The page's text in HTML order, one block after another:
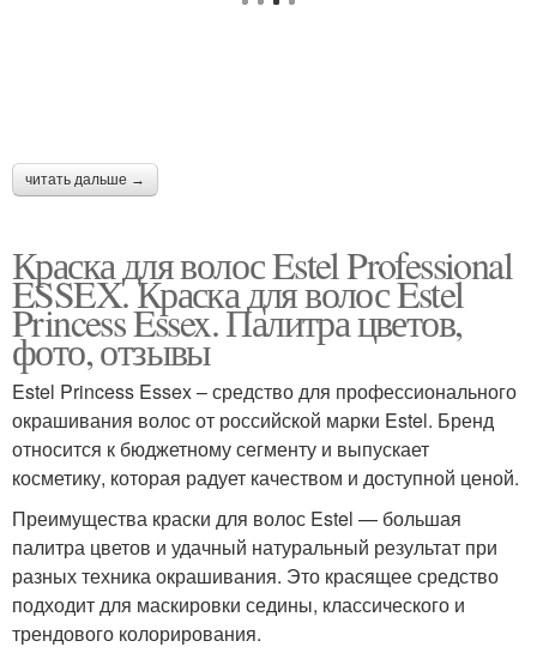
читать дальше →
Краска для волос Estel Professional
ESSEX. Краска для волос Estel
Princess Essex. Палитра цветов,
фото, отзывы
Estel Princess Essex – средство для профессионального
окрашивания волос от российской марки Estel. Бренд
относится к бюджетному сегменту и выпускает
косметику, которая радует качеством и доступной ценой.
Преимущества краски для волос Estel — большая
палитра цветов и удачный натуральный результат при
разных техника окрашивания. Это красящее средство
подходит для маскировки седины, классического и
трендового колорирования.